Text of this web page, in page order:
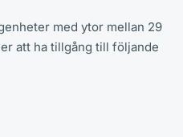
med ytor mellan 29
att ha tillgång till följande